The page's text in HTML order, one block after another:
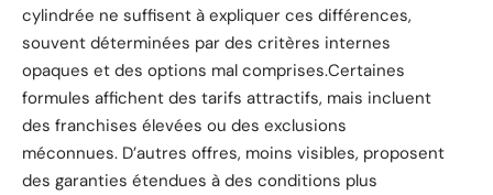
cylindrée ne suffisent à expliquer ces différences,
souvent déterminées par des critères internes
opaques et des options mal comprises.Certaines
formules affichent des tarifs attractifs, mais incluent
des franchises élevées ou des exclusions
méconnues. D’autres offres, moins visibles, proposent
des garanties étendues à des conditions plus